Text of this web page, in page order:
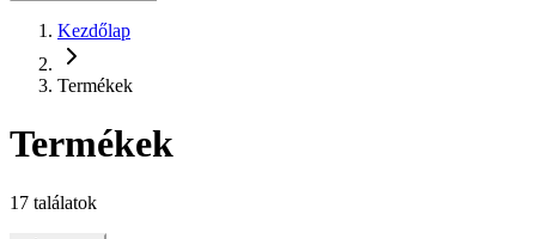
Kezdőlap
Termékek
Termékek
17 találatok